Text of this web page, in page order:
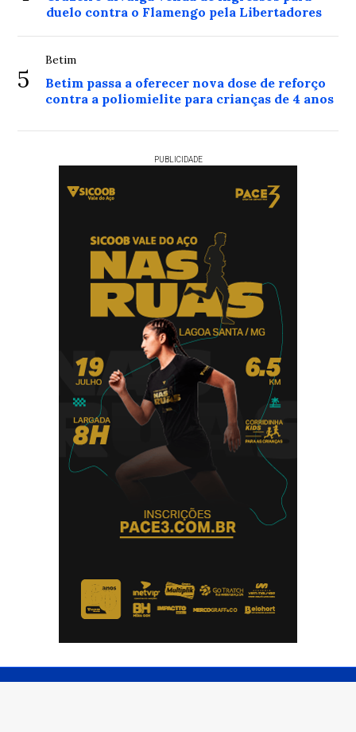
duelo contra o Flamengo pela Libertadores
5
Betim
Betim passa a oferecer nova dose de reforço
contra a poliomielite para crianças de 4 anos
PUBLICIDADE